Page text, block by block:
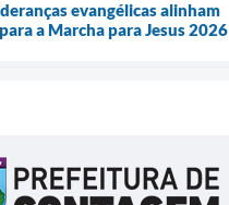
evangélicas alinham
a Marcha para Jesus 2026